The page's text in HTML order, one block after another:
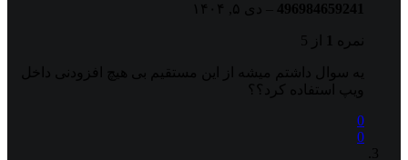
496984659241 دی ۵, ۱۴۰۴
نمره 1 از 5
یه سوال داشتم میشه از این مستقیم بی هیچ افزودنی داخل
ویپ استفاده کرد؟؟
0
0